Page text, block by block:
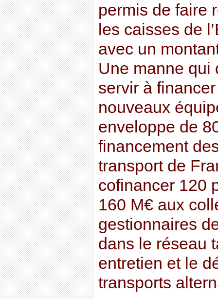
permis de faire
les caisses de
avec un
Une manne qui
servir à
nouveaux
enveloppe de
financement
transport de
cofinancer 120
160 M€ aux
gestionnaires
dans le réseau
entretien et le
transports